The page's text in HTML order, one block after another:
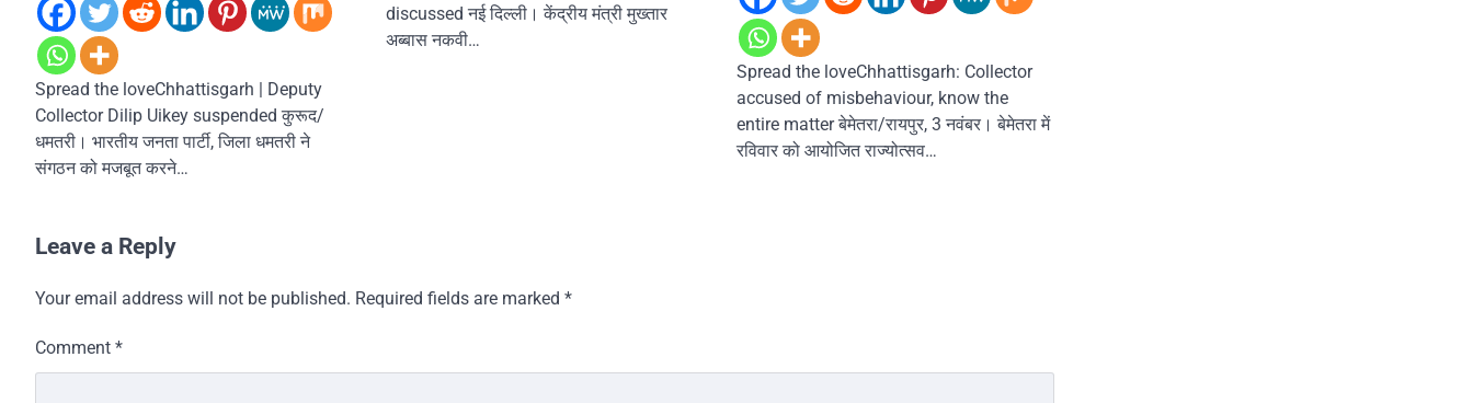
Spread the loveChhattisgarh | Deputy
Collector Dilip Uikey suspended कुरूद/
धमतरी। भारतीय जनता पार्टी, जिला धमतरी ने
संगठन को मजबूत करने…
discussed नई दिल्ली। केंद्रीय मंत्री मुख्तार
अब्बास नकवी…
Spread the loveChhattisgarh: Collector
accused of misbehaviour, know the
entire matter बेमेतरा/रायपुर, 3 नवंबर। बेमेतरा में
रविवार को आयोजित राज्योत्सव…
Leave a Reply
Your email address will not be published. Required fields are marked *
Comment *